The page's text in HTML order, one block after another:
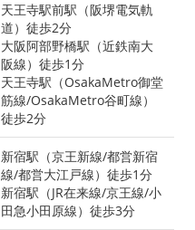
天王寺駅前駅（阪堺電気軌
道）徒歩2分
大阪阿部野橋駅（近鉄南大
阪線）徒歩1分
天王寺駅（OsakaMetro御堂
筋線/OsakaMetro谷町線）
徒歩2分
新宿駅（京王新線/都営新宿
線/都営大江戸線）徒歩1分
新宿駅（JR在来線/京王線/小
田急小田原線）徒歩3分